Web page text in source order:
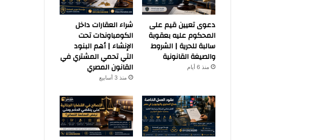
دعوى تعيين قيم على
المحكوم عليه بعقوبة
سالبة للحرية | الشروط
والصيغة القانونية
منذ 6 أيام
شراء العقارات داخل
الكومباوندات تحت
الإنشاء | أهم البنود
التي تحمي المشتري في
القانون المصري
منذ 3 أسابيع